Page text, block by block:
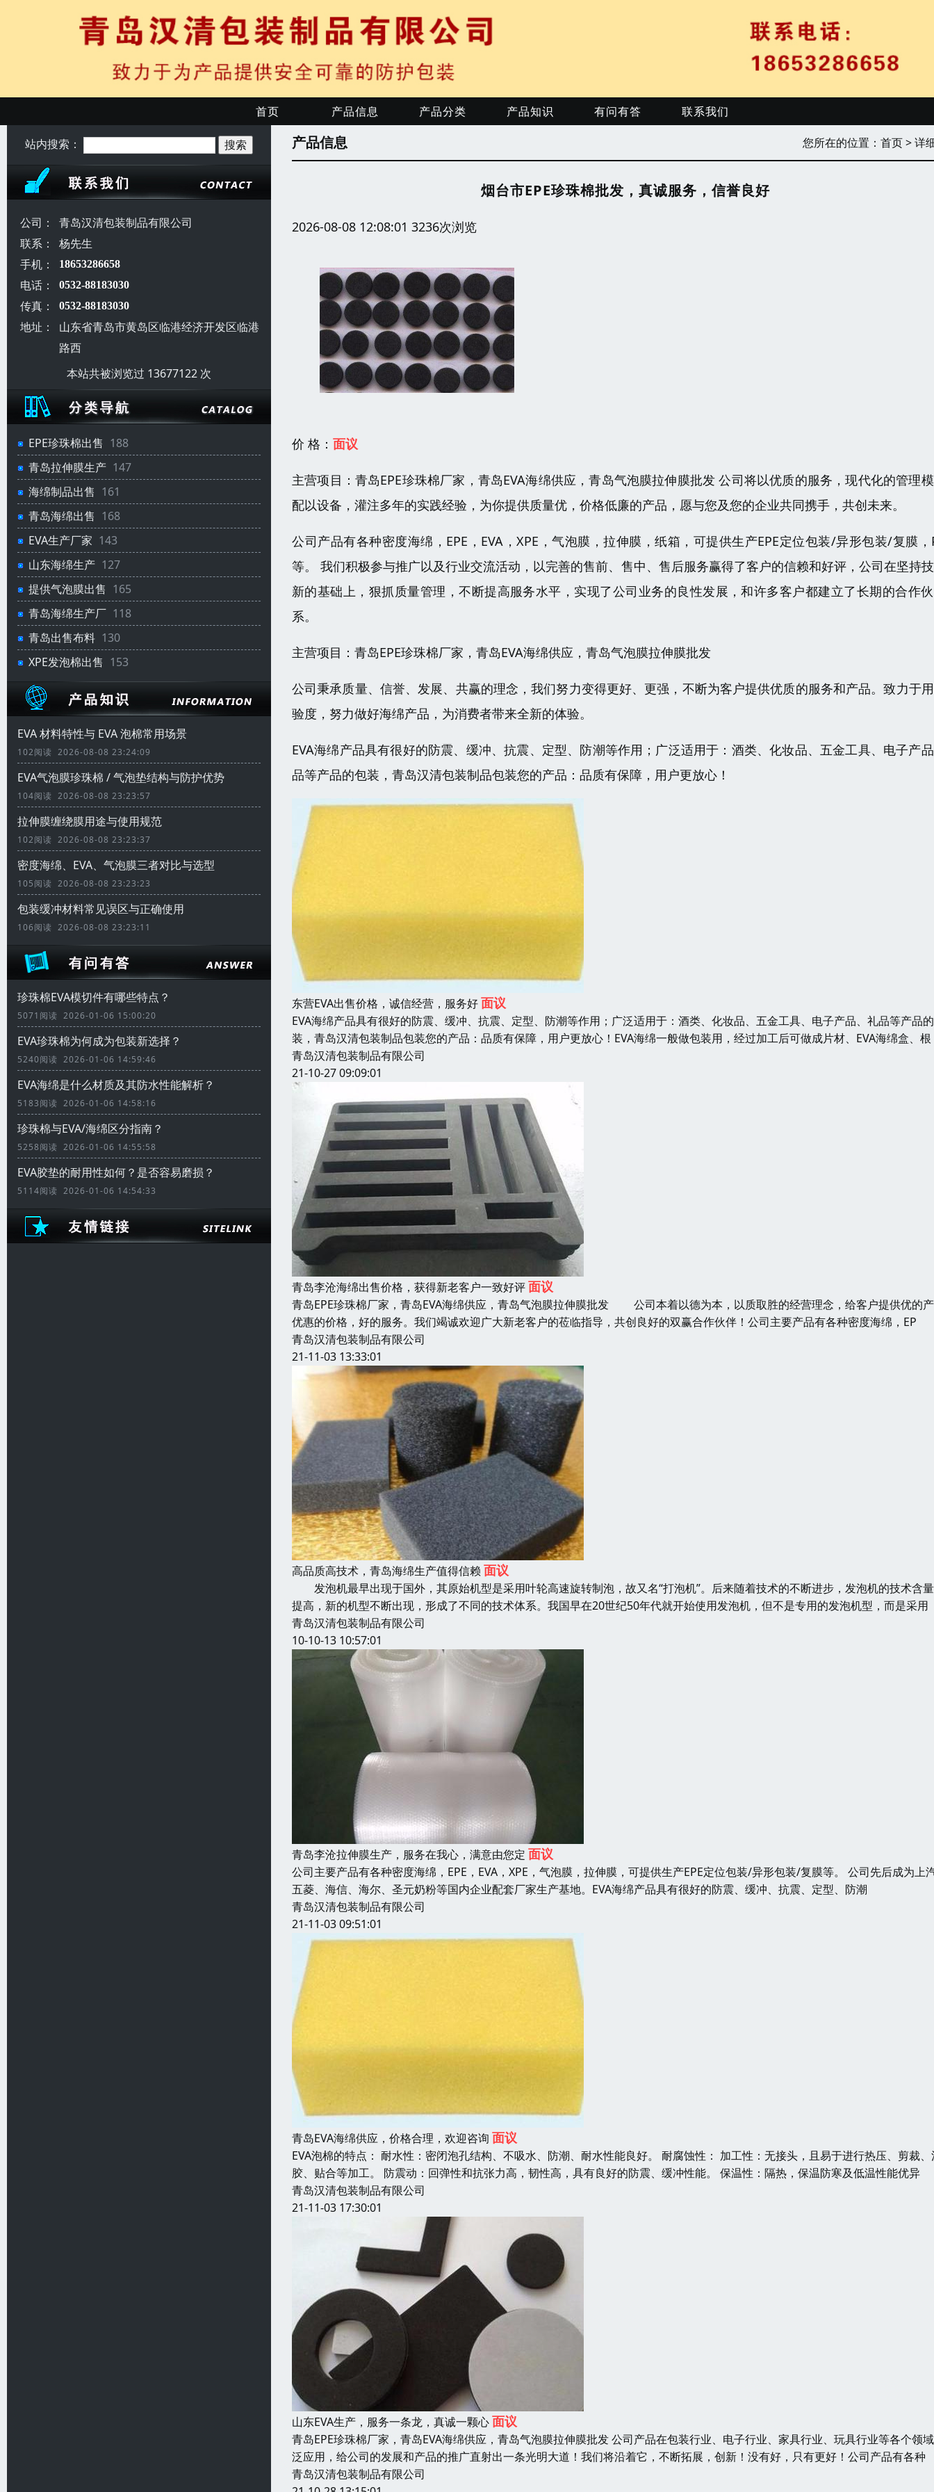
首页 产品信息 产品分类 产品知识 有问有答 联系我们
站内搜索：
公司：
青岛汉清包装制品有限公司
联系：
杨先生
手机：
18653286658
电话： 0532-88183030
传真： 0532-88183030
地址：
山东省青岛市黄岛区临港经济开发区临港
路西
本站共被浏览过 13677122 次
EPE珍珠棉出售 188
青岛拉伸膜生产 147
海绵制品出售 161
青岛海绵出售 168
EVA生产厂家 143
山东海绵生产 127
提供气泡膜出售 165
青岛海绵生产厂 118
青岛出售布料 130
XPE发泡棉出售 153
EVA 材料特性与 EVA 泡棉常用场景
102阅读 2026-08-08 23:24:09
EVA气泡膜珍珠棉 / 气泡垫结构与防护优势
104阅读 2026-08-08 23:23:57
拉伸膜缠绕膜用途与使用规范
102阅读 2026-08-08 23:23:37
密度海绵、EVA、气泡膜三者对比与选型
105阅读 2026-08-08 23:23:23
包装缓冲材料常见误区与正确使用
106阅读 2026-08-08 23:23:11
珍珠棉EVA模切件有哪些特点？
5071阅读 2026-01-06 15:00:20
EVA珍珠棉为何成为包装新选择？
5240阅读 2026-01-06 14:59:46
EVA海绵是什么材质及其防水性能解析？
5183阅读 2026-01-06 14:58:16
珍珠棉与EVA/海绵区分指南？
5258阅读 2026-01-06 14:55:58
EVA胶垫的耐用性如何？是否容易磨损？
5114阅读 2026-01-06 14:54:33
产品信息 您所在的位置： 首页> 详
烟台市EPE珍珠棉批发，真诚服务，信誉良好
2026-08-08 12:08:01 3236次浏览
价 格： 面议
主营项目：青岛EPE珍珠棉厂家，青岛EVA海绵供应，青岛气泡膜拉伸膜批发 公司将以优质的服务，现代化的管理
配以设备，灌注多年的实践经验，为你提供质量优，价格低廉的产品，愿与您及您的企业共同携手，共创未来。
公司产品有各种密度海绵，EPE，EVA，XPE，气泡膜，拉伸膜，纸箱，可提供生产EPE定位包装/异形包装/复膜，
等。 我们积极参与推广以及行业交流活动，以完善的售前、售中、售后服务赢得了客户的信赖和好评，公司在坚持
新的基础上，狠抓质量管理，不断提高服务水平，实现了公司业务的良性发展，和许多客户都建立了长期的合作
系。
主营项目：青岛EPE珍珠棉厂家，青岛EVA海绵供应，青岛气泡膜拉伸膜批发
公司秉承质量、信誉、发展、共赢的理念，我们努力变得更好、更强，不断为客户提供优质的服务和产品。致力于
验度，努力做好海绵产品，为消费者带来全新的体验。
EVA海绵产品具有很好的防震、缓冲、抗震、定型、防潮等作用；广泛适用于：酒类、化妆品、五金工具、电子产
品等产品的包装，青岛汉清包装制品包装您的产品：品质有保障，用户更放心！
东营EVA出售价格，诚信经营，服务好面议
EVA海绵产品具有很好的防震、缓冲、抗震、定型、防潮等作用；广泛适用于：酒类、化妆品、五金工具、电子产品、礼品等产品
装，青岛汉清包装制品包装您的产品：品质有保障，用户更放心！EVA海绵一般做包装用，经过加工后可做成片材、EVA海绵盒、根
青岛汉清包装制品有限公司
21-10-27 09:09:01
青岛李沧海绵出售价格，获得新老客户一致好评面议
青岛EPE珍珠棉厂家，青岛EVA海绵供应，青岛气泡膜拉伸膜批发 公司本着以德为本，以质取胜的经营理念，给客户提供优的
优惠的价格，好的服务。我们竭诚欢迎广大新老客户的莅临指导，共创良好的双赢合作伙伴！公司主要产品有各种密度海绵，EP
青岛汉清包装制品有限公司
21-11-03 13:33:01
高品质高技术，青岛海绵生产值得信赖 面议
发泡机最早出现于国外，其原始机型是采用叶轮高速旋转制泡，故又名“打泡机”。后来随着技术的不断进步，发泡机的技术含
提高，新的机型不断出现，形成了不同的技术体系。我国早在20世纪50年代就开始使用发泡机，但不是专用的发泡机型，而是采用
青岛汉清包装制品有限公司
10-10-13 10:57:01
青岛李沧拉伸膜生产，服务在我心，满意由您定 面议
公司主要产品有各种密度海绵，EPE，EVA，XPE，气泡膜，拉伸膜，可提供生产EPE定位包装/异形包装/复膜等。 公司先后成为上
五菱、海信、海尔、圣元奶粉等国内企业配套厂家生产基地。EVA海绵产品具有很好的防震、缓冲、抗震、定型、防潮
青岛汉清包装制品有限公司
21-11-03 09:51:01
青岛EVA海绵供应，价格合理，欢迎咨询 面议
EVA泡棉的特点： 耐水性：密闭泡孔结构、不吸水、防潮、耐水性能良好。 耐腐蚀性： 加工性：无接头，且易于进行热压、剪裁、
胶、贴合等加工。 防震动：回弹性和抗张力高，韧性高，具有良好的防震、缓冲性能。 保温性：隔热，保温防寒及低温性能优异
青岛汉清包装制品有限公司
21-11-03 17:30:01
山东EVA生产，服务一条龙，真诚一颗心面议
青岛EPE珍珠棉厂家，青岛EVA海绵供应，青岛气泡膜拉伸膜批发 公司产品在包装行业、电子行业、家具行业、玩具行业等各个领
泛应用，给公司的发展和产品的推广直射出一条光明大道！我们将沿着它，不断拓展，创新！没有好，只有更好！公司产品有各种
青岛汉清包装制品有限公司